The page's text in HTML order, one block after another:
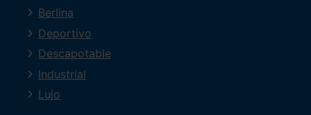
Berlina
Deportivo
Descapotable
Industrial
Lujo